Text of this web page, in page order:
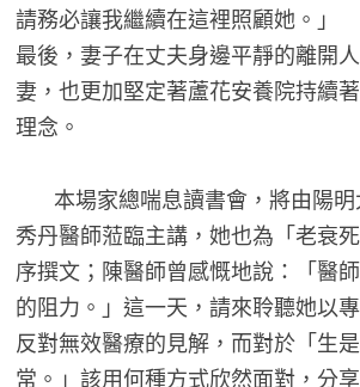
請務必讓我繼續在這裡照顧她。」
最後，妻子在丈夫身邊平靜的離開
妻，也更加堅定著蘆花安養院持續
理念。
本場家總喘息讀書會，將由陽明
秀丹醫師蒞臨主講，她也為「老衰
序撰文；陳醫師曾感慨地說：「醫
的阻力。」這一天，請來聆聽她以
反對無效醫療的見解，而對於「生
常。」該用何種方式欣然面對，分